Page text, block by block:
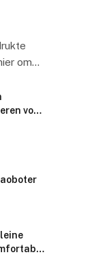
om…
voor